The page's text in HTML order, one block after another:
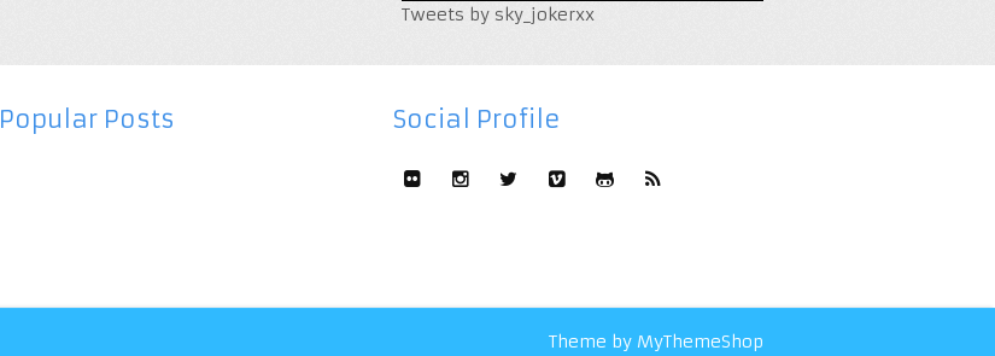
Tweets by sky_jokerxx
Popular Posts Social Profile
Theme by MyThemeShop